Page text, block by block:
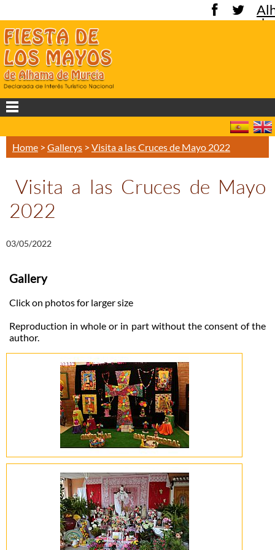
de
Home > Gallerys > Visita a las Cruces de Mayo 2022
Visita a las Cruces de Mayo
2022
03/05/2022
Gallery
Click on photos for larger size
Reproduction in whole or in part without the consent of the
author.